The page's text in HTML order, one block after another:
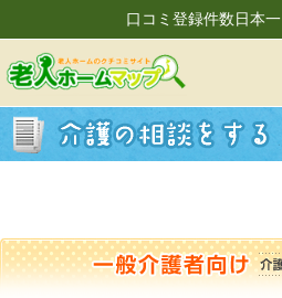
口コミ登録件数日本一